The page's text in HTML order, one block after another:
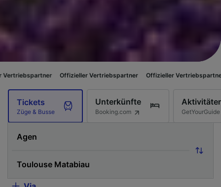
Offizieller Vertriebspartner Offizieller Vertriebspartner
Tickets
Züge & Busse
Unterkünfte
Booking.com GetYourGuide